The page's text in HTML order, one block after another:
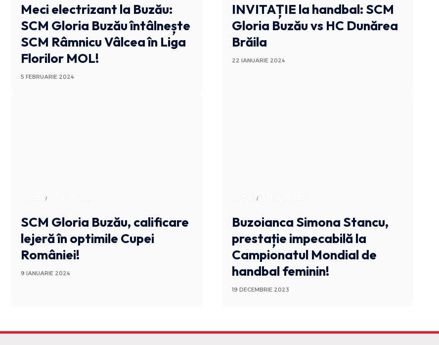
Meci electrizant la Buzău:
SCM Gloria Buzău întâlnește
SCM Râmnicu Vâlcea în Liga
Florilor MOL!
5 FEBRUARIE 2024
INVITAȚIE la handbal: SCM
Gloria Buzău vs HC Dunărea
Brăila
22 IANUARIE 2024
SPORT
SCM Gloria Buzău, calificare
lejeră în optimile Cupei
României!
9 IANUARIE 2024
SPORT
Buzoianca Simona Stancu,
prestație impecabilă la
Campionatul Mondial de
handbal feminin!
19 DECEMBRIE 2023